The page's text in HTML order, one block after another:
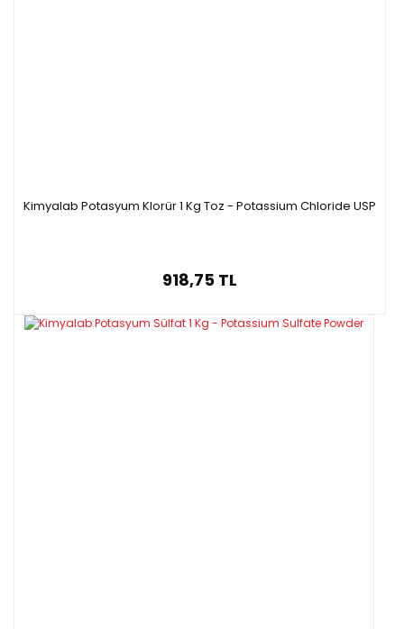
Kimyalab Potasyum Klorür 1 Kg Toz - Potassium Chloride USP
918,75 TL